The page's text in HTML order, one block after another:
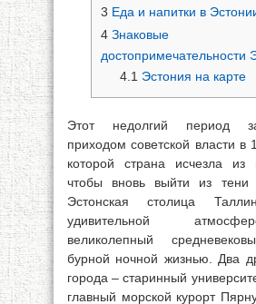
3 Еда и напитки в
4 Знаковые
достопримечательности
4.1 Эстония на карте
Этот недолгий период
приходом советской власти в
которой страна исчезла из
чтобы вновь выйти из тени
Эстонская столица
удивительной
великолепный
бурной ночной жизнью. Два
города – старинный
главный морской курорт